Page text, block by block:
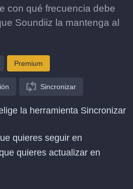
con qué frecuencia debe
Soundiiz la mantenga al
Premium
Sincronizar
la herramienta Sincronizar
quieres seguir en
quieres actualizar en